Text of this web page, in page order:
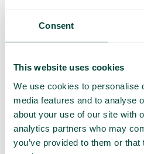
Consent
This website uses cookies
We use cookies to personalise
media features and to analyse
about your use of our site with
analytics partners who may
you’ve provided to them or
Zone 6
Thailand